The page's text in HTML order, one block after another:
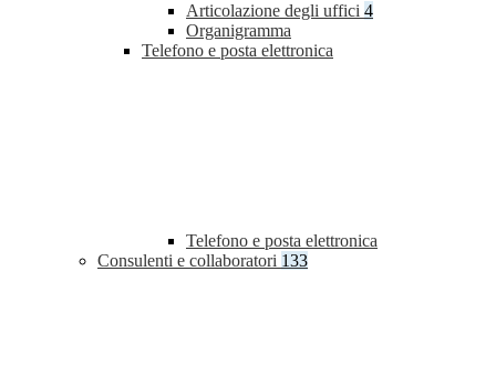
Articolazione degli uffici 4
Organigramma
Telefono e posta elettronica
Telefono e posta elettronica
Consulenti e collaboratori 133